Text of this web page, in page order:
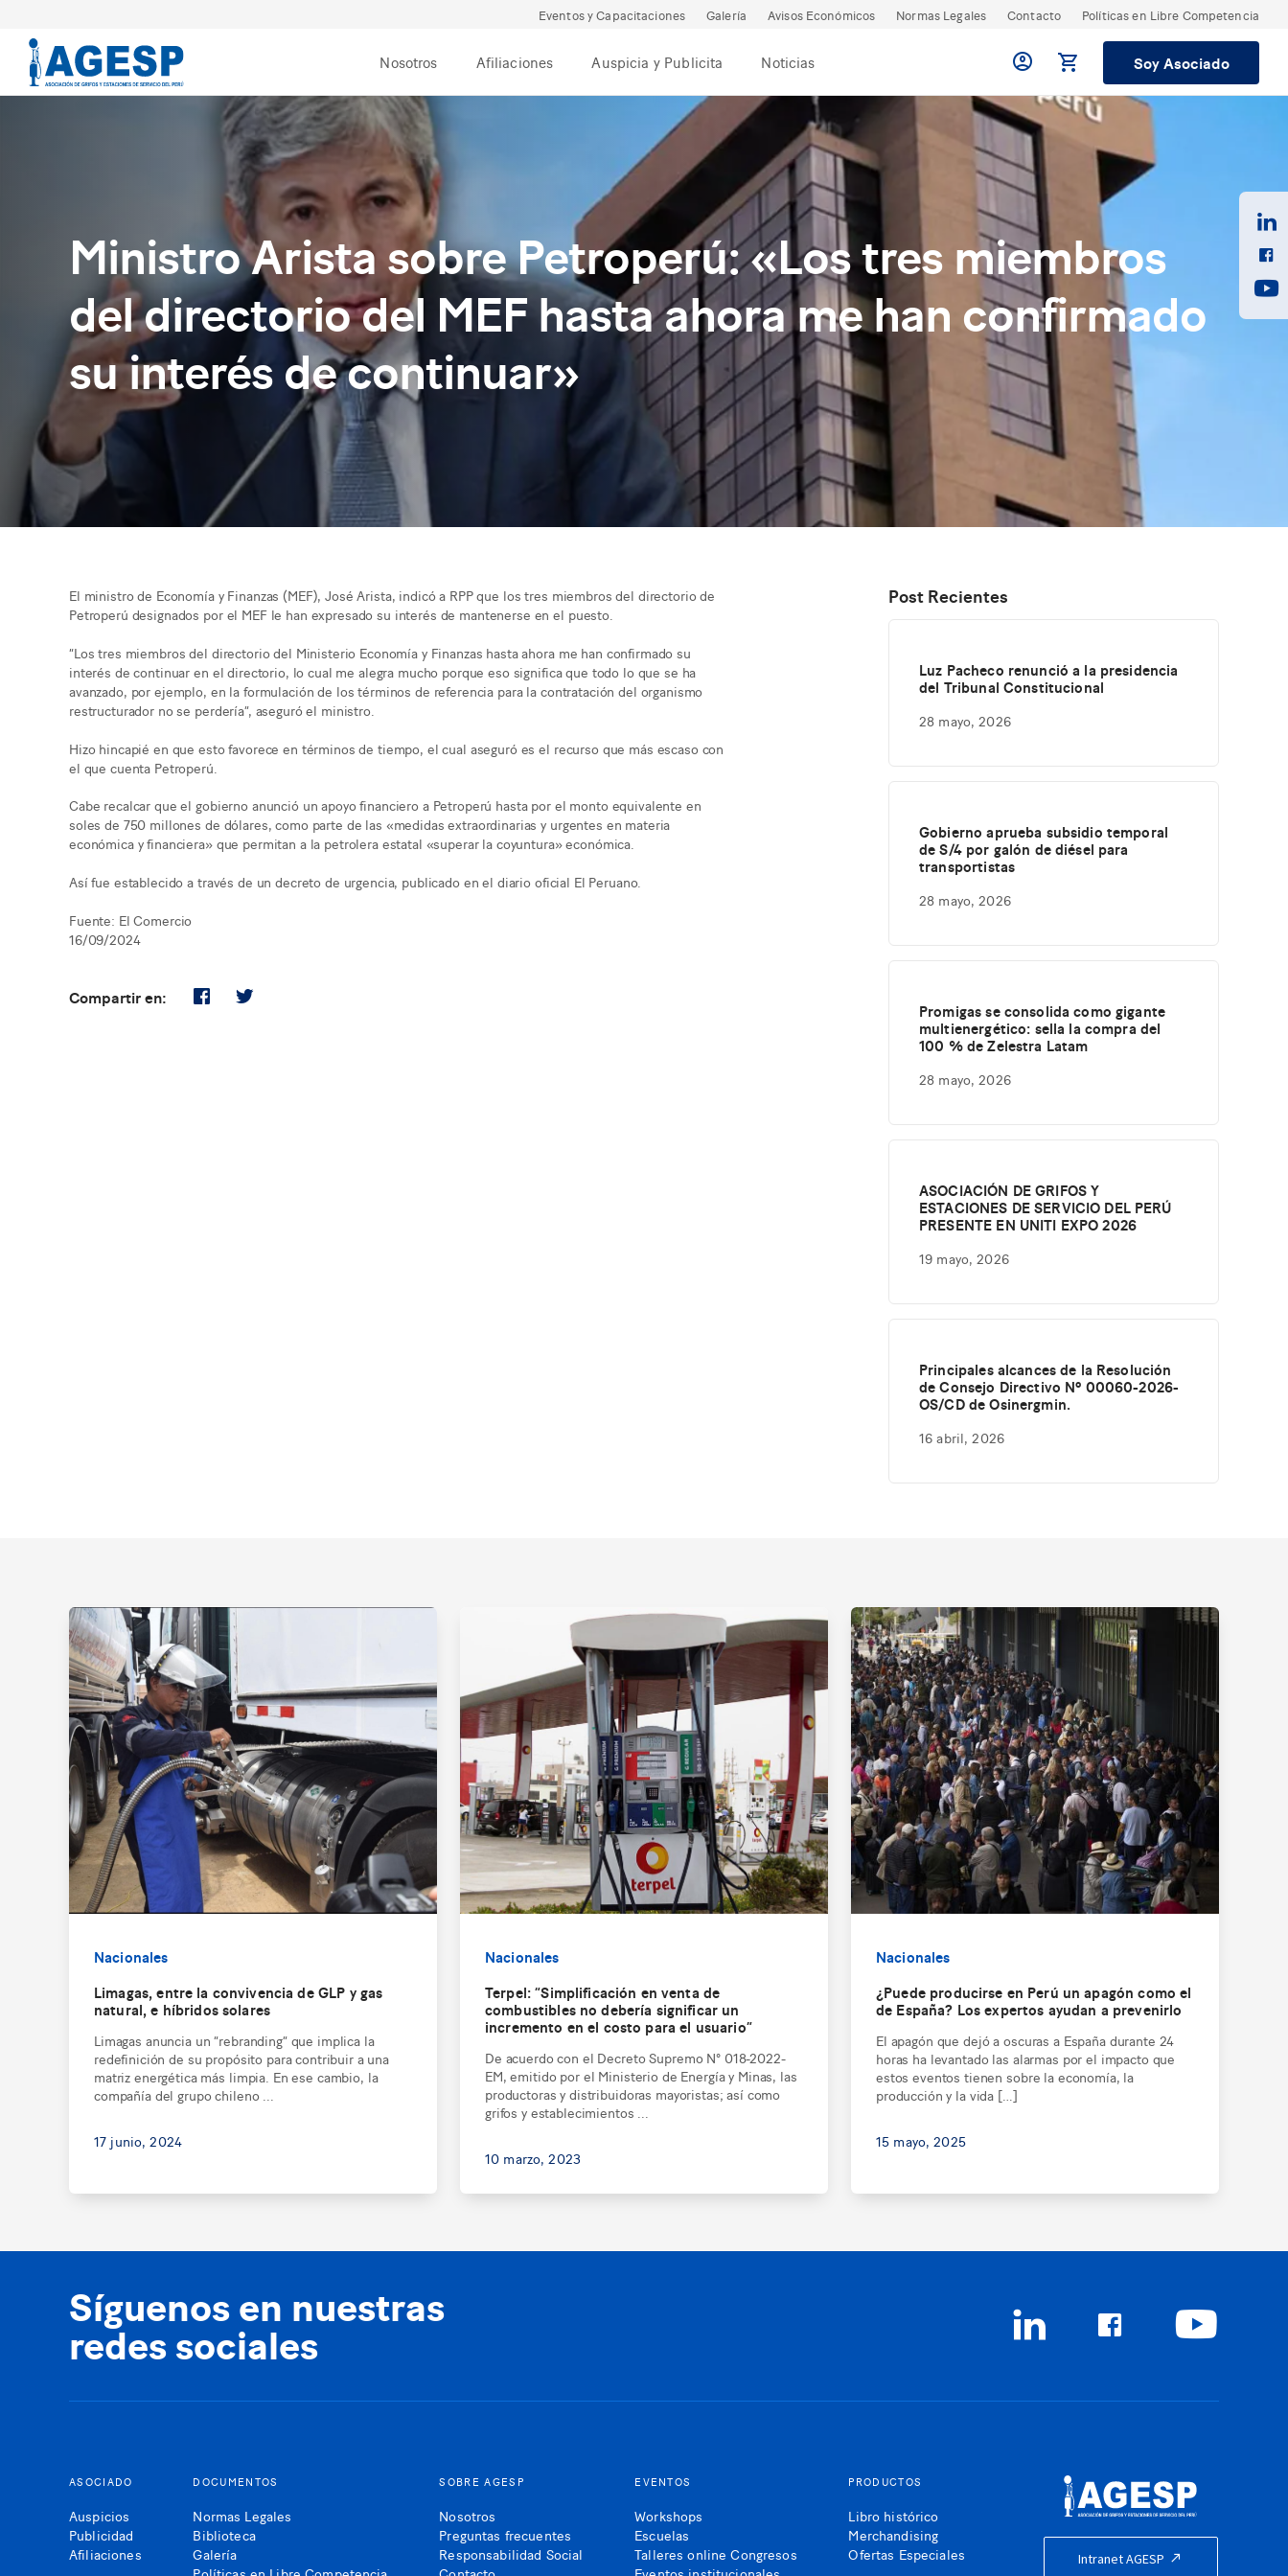
Eventos y Capacitaciones Galería Avisos Económicos Normas Legales Contacto Políticas en Libre Competencia
Nosotros Afiliaciones Auspicia y Publicita Noticias Soy Asociado
Ministro Arista sobre Petroperú: «Los tres miembros
del directorio del MEF hasta ahora me han confirmado
su interés de continuar»
El ministro de Economía y Finanzas (MEF), José Arista, indicó a RPP que los tres miembros del directorio de
Petroperú designados por el MEF le han expresado su interés de mantenerse en el puesto.
“Los tres miembros del directorio del Ministerio Economía y Finanzas hasta ahora me han confirmado su
interés de continuar en el directorio, lo cual me alegra mucho porque eso significa que todo lo que se ha
avanzado, por ejemplo, en la formulación de los términos de referencia para la contratación del organismo
restructurador no se perdería”, aseguró el ministro.
Hizo hincapié en que esto favorece en términos de tiempo, el cual aseguró es el recurso que más escaso con
el que cuenta Petroperú.
Cabe recalcar que el gobierno anunció un apoyo financiero a Petroperú hasta por el monto equivalente en
soles de 750 millones de dólares, como parte de las «medidas extraordinarias y urgentes en materia
económica y financiera» que permitan a la petrolera estatal «superar la coyuntura» económica.
Así fue establecido a través de un decreto de urgencia, publicado en el diario oficial El Peruano.
Fuente: El Comercio
16/09/2024
Compartir en:
Post Recientes
Luz Pacheco renunció a la presidencia
del Tribunal Constitucional
28 mayo, 2026
Gobierno aprueba subsidio temporal
de S/4 por galón de diésel para
transportistas
28 mayo, 2026
Promigas se consolida como gigante
multienergético: sella la compra del
100 % de Zelestra Latam
28 mayo, 2026
ASOCIACIÓN DE GRIFOS Y
ESTACIONES DE SERVICIO DEL PERÚ
PRESENTE EN UNITI EXPO 2026
19 mayo, 2026
Principales alcances de la Resolución
de Consejo Directivo Nº 00060-2026-
OS/CD de Osinergmin.
16 abril, 2026
Nacionales
Limagas, entre la convivencia de GLP y gas
natural, e híbridos solares
Limagas anuncia un “rebranding” que implica la
redefinición de su propósito para contribuir a una
matriz energética más limpia. En ese cambio, la
compañía del grupo chileno ...
17 junio, 2024
Nacionales
Terpel: “Simplificación en venta de
combustibles no debería significar un
incremento en el costo para el usuario”
De acuerdo con el Decreto Supremo N° 018-2022-
EM, emitido por el Ministerio de Energía y Minas, las
productoras y distribuidoras mayoristas; así como
grifos y establecimientos ...
10 marzo, 2023
Nacionales
¿Puede producirse en Perú un apagón como el
de España? Los expertos ayudan a prevenirlo
El apagón que dejó a oscuras a España durante 24
horas ha levantado las alarmas por el impacto que
estos eventos tienen sobre la economía, la
producción y la vida […]
15 mayo, 2025
Síguenos en nuestras
redes sociales
ASOCIADO
Auspicios
Publicidad
Afiliaciones
DOCUMENTOS
Normas Legales
Biblioteca
Galería
SOBRE AGESP
Nosotros
Preguntas frecuentes
Responsabilidad Social
EVENTOS
Workshops
Escuelas
Talleres online Congresos
PRODUCTOS
Libro histórico
Merchandising
Ofertas Especiales
Intranet AGESP